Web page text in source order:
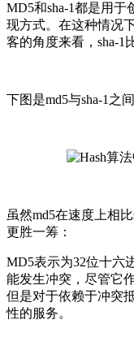
MD5和sha-1都是用
现方式。在这种情况
客的角度来看，sha-1
下图是md5与sha-1之
虽然md5在速度上相
更胜一筹：
MD5表示为32位十六
能发生冲突，尽管它
但是对于依赖于冲突
性的服务。